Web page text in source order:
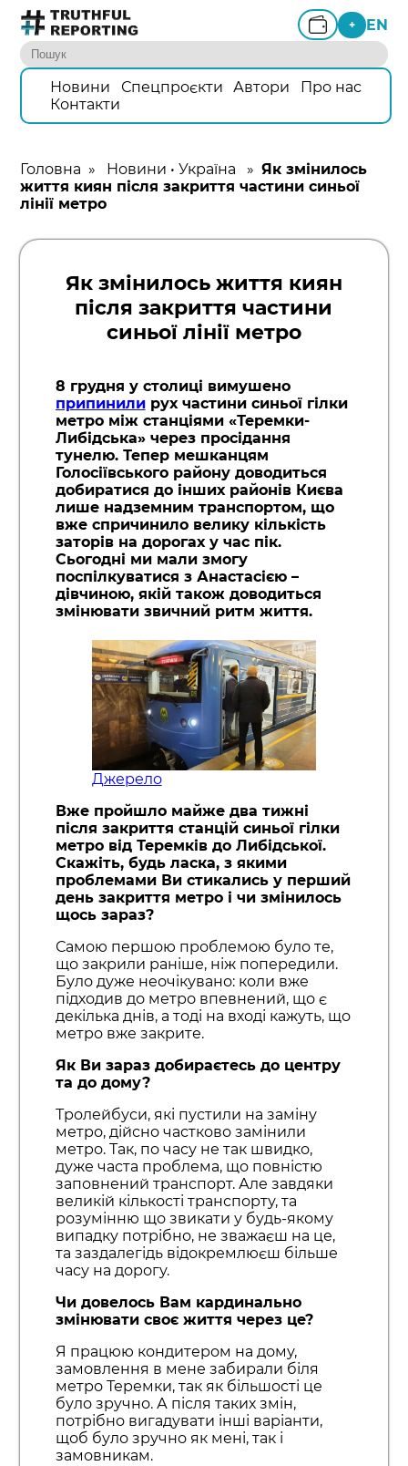
+ EN
Новини Спецпроєкти Автори
Про нас
Контакти
Головна » Новини •Україна »Як змінилось
життя киян після закриття частини синьої
лінії метро
Як змінилось життя киян
після закриття частини
синьої лінії метро
8 грудня у столиці вимушено
припинилирух частини синьої гілки
метро між станціями «Теремки-
Либідська» через просідання
тунелю. Тепер мешканцям
Голосіївського району доводиться
добиратися до інших районів Києва
лише надземним транспортом, що
вже спричинило велику кількість
заторів на дорогах у час пік.
Сьогодні ми мали змогу
поспілкуватися з Анастасією –
дівчиною, якій також доводиться
змінювати звичний ритм життя.
Джерело
Вже пройшло майже два тижні
після закриття станцій синьої гілки
метро від Теремків до Либідської.
Скажіть, будь ласка, з якими
проблемами Ви стикались у перший
день закриття метро і чи змінилось
щось зараз?
Самою першою проблемою було те,
що закрили раніше, ніж попередили.
Було дуже неочікувано: коли вже
підходив до метро впевнений, що є
декілька днів, а тоді на вході кажуть, що
метро вже закрите.
Як Ви зараз добираєтесь до центру
та до дому?
Тролейбуси, які пустили на заміну
метро, дійсно частково замінили
метро. Так, по часу не так швидко,
дуже часта проблема, що повністю
заповнений транспорт. Але завдяки
великій кількості транспорту, та
розумінню що звикати у будь-якому
випадку потрібно, не зважаєш на це,
та заздалегідь відокремлюєш більше
часу на дорогу.
Чи довелось Вам кардинально
змінювати своє життя через це?
Я працюю кондитером на дому,
замовлення в мене забирали біля
метро Теремки, так як більшості це
було зручно. А після таких змін,
потрібно вигадувати інші варіанти,
щоб було зручно як мені, так і
замовникам.